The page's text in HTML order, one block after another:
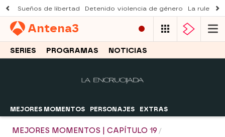
Sueños de libertad Detenido violencia de género La ruleta
Antena3
SERIES PROGRAMAS NOTICIAS
MEJORES MOMENTOS PERSONAJES EXTRAS
MEJORES MOMENTOS | CAPÍTULO 19